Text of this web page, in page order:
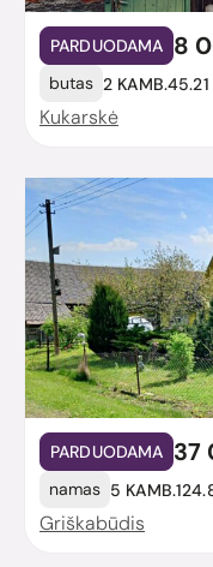
PARDUODAMA 8
butas 2 KAMB.45.21
Kukarskė
PARDUODAMA 37
namas 5 KAMB.
Griškabūdis